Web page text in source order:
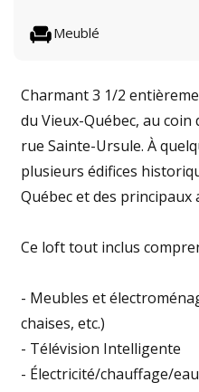
Meublé
Charmant 3 1/2
du Vieux-Québec, au coin
rue Sainte-Ursule. À
plusieurs édifices
Québec et des
Ce loft tout inclus
- Meubles et
chaises, etc.)
- Télévision Intelligente
- Électricité/chauffage/